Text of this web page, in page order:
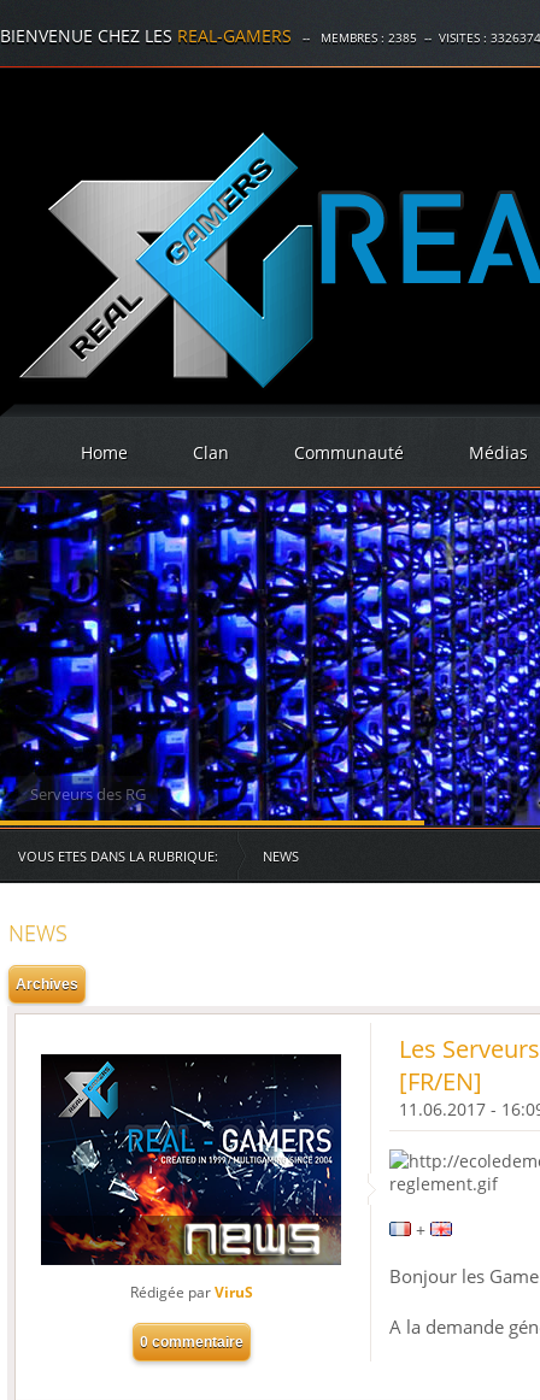
BIENVENUE CHEZ LES REAL-GAMERS -- MEMBRES : 2385 -- VISITES : 3326374
Home Clan Communauté Médias
Serveurs des RG
VOUS ETES DANS LA RUBRIQUE: NEWS
NEWS
Rédigée parViruS
Les
[FR/EN]
11.06.2017 -
+
Bonjour les
A la demande